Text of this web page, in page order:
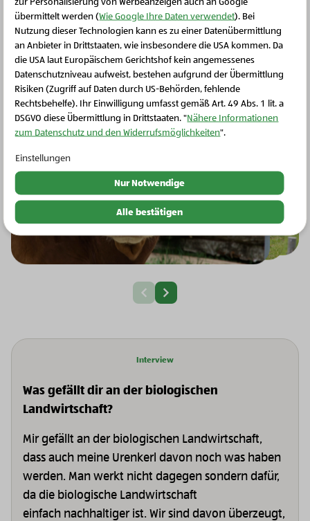
Zur Region
Vorherige Slide
Nächste Slide
Interview
Was gefällt dir an der biologischen
Landwirtschaft?
Mir gefällt an der biologischen Landwirtschaft,
dass auch meine Urenkerl davon noch was haben
werden. Man werkt nicht dagegen sondern dafür,
da die biologische Landwirtschaft
einfach nachhaltiger ist. Wir sind davon überzeugt,
Schließen Sie dieses Feld
übermittelt werden (Wie Google Ihre Daten verwendet). Bei
Nutzung dieser Technologien kann es zu einer Datenübermittlung
an Anbieter in Drittstaaten, wie insbesondere die USA kommen. Da
die USA laut Europäischem Gerichtshof kein angemessenes
Datenschutzniveau aufweist, bestehen aufgrund der Übermittlung
Risiken (Zugriff auf Daten durch US-Behörden, fehlende
Rechtsbehelfe). Ihr Einwilligung umfasst gemäß Art. 49 Abs. 1 lit. a
DSGVO diese Übermittlung in Drittstaaten. "Nähere Informationen
zum Datenschutz und den Widerrufsmöglichkeiten".
Einstellungen
Nur Notwendige
Alle bestätigen